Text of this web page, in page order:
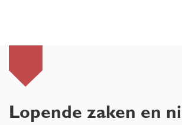
Lopende zaken en